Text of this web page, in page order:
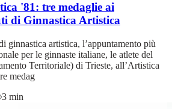
'81: tre medaglie ai
di Ginnastica Artistica
ginnastica artistica, l’appuntamento più
per le ginnaste italiane, le atlete del
Territoriale) di Trieste, all’Artistica
medag
3 min